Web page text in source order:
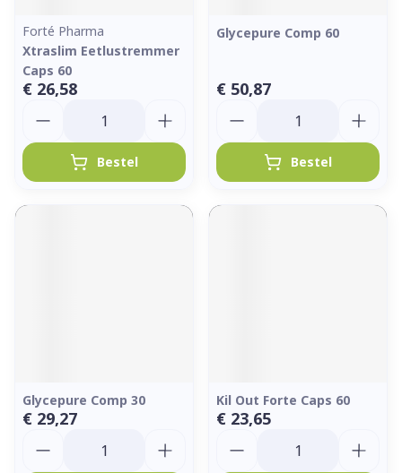
Forté Pharma
Xtraslim Eetlustremmer
Caps 60
€ 26,58
Bestel
Glycepure Comp 60
€ 50,87
Bestel
Glycepure Comp 30
€ 29,27
Kil Out Forte Caps 60
€ 23,65